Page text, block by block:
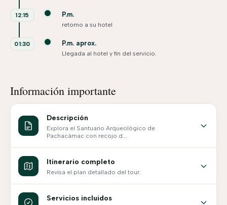
12:15 P.m.
retorno a su hotel
01:30 P.m. aprox.
Llegada al hotel y fin del servicio.
Información importante
Descripción
Explora el Santuario Arqueológico de
Pachacámac con recojo d...
Itinerario completo
Revisa el plan detallado del tour.
Servicios incluidos